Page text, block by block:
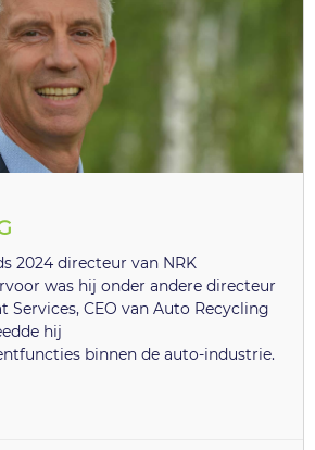
2024 directeur van NRK
was hij onder andere directeur
Services, CEO van Auto Recycling
hij
binnen de auto-industrie.